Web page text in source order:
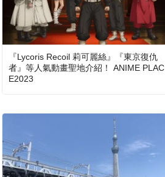
『Lycoris Recoil 莉可麗絲』『東京復仇
者』等人氣動畫聖地介紹！ ANIME PLAC
E2023